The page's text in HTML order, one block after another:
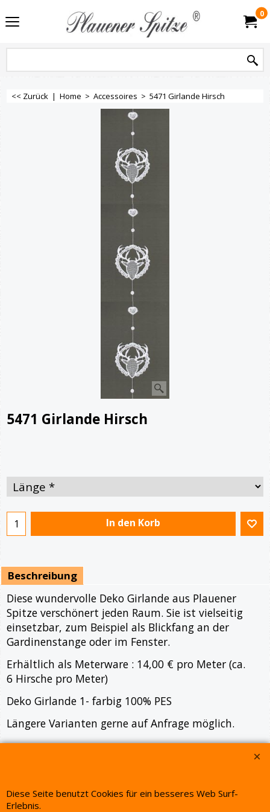
0
<< Zurück | Home > Accessoires > 5471 Girlande Hirsch
5471 Girlande Hirsch
In den Korb
Beschreibung
Diese wundervolle Deko Girlande aus Plauener
Spitze verschönert jeden Raum. Sie ist vielseitig
einsetzbar, zum Beispiel als Blickfang an der
Gardinenstange oder im Fenster.
Erhältlich als Meterware : 14,00 € pro Meter (ca.
6 Hirsche pro Meter)
Deko Girlande 1- farbig 100% PES
Längere Varianten gerne auf Anfrage möglich.
Diese Seite benutzt Cookies für ein besseres Web Surf-
Erlebnis.